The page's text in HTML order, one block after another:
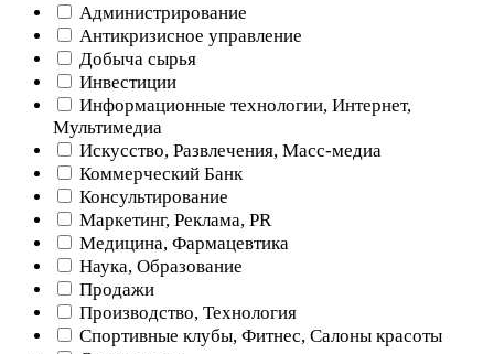
Администрирование
Антикризисное управление
Добыча cырья
Инвестиции
Информационные технологии, Интернет,
Мультимедиа
Искусство, Развлечения, Масс-медиа
Коммерческий Банк
Консультирование
Маркетинг, Реклама, PR
Медицина, Фармацевтика
Наука, Образование
Продажи
Производство, Технология
Спортивные клубы, Фитнес, Салоны красоты